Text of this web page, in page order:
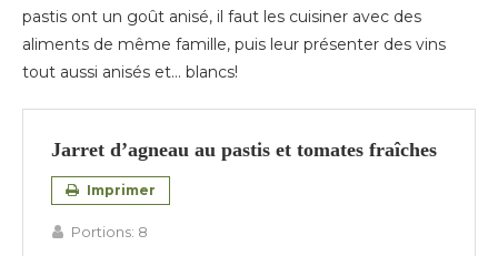
pastis ont un goût anisé, il faut les cuisiner avec des
aliments de même famille, puis leur présenter des vins
tout aussi anisés et… blancs!
Jarret d’agneau au pastis et tomates fraîches
Imprimer
Portions: 8